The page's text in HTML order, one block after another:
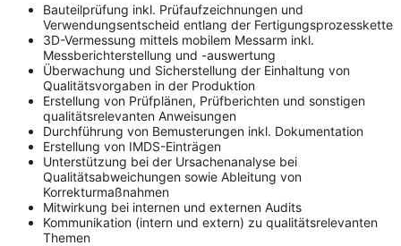
Bauteilprüfung inkl. Prüfaufzeichnungen und
Verwendungsentscheid entlang der Fertigungsprozesskette
3D-Vermessung mittels mobilem Messarm inkl.
Messberichterstellung und -auswertung
Überwachung und Sicherstellung der Einhaltung von
Qualitätsvorgaben in der Produktion
Erstellung von Prüfplänen, Prüfberichten und sonstigen
qualitätsrelevanten Anweisungen
Durchführung von Bemusterungen inkl. Dokumentation
Erstellung von IMDS-Einträgen
Unterstützung bei der Ursachenanalyse bei
Qualitätsabweichungen sowie Ableitung von
Korrekturmaßnahmen
Mitwirkung bei internen und externen Audits
Kommunikation (intern und extern) zu qualitätsrelevanten
Themen